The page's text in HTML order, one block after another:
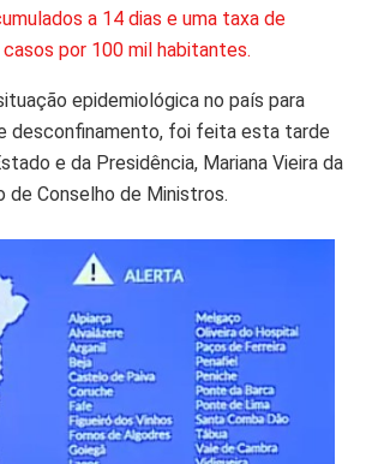
a 14 dias e uma taxa de
por 100 mil habitantes.
epidemiológica no país para
desconfinamento, foi feita esta tarde
e da Presidência, Mariana Vieira da
de Conselho de Ministros.